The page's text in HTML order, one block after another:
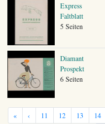
Express
Faltblatt
5 Seiten
Diamant
Prospekt
6 Seiten
« ‹ 11 12 13 14